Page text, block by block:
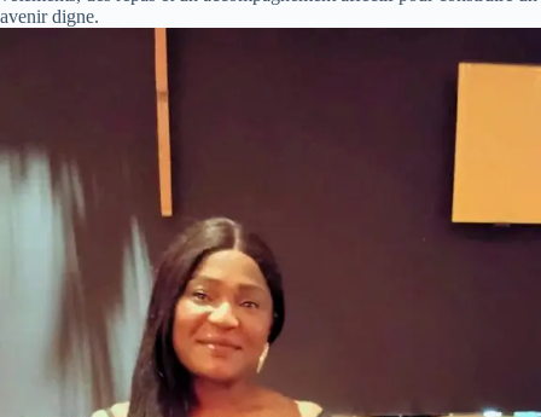
avenir digne.